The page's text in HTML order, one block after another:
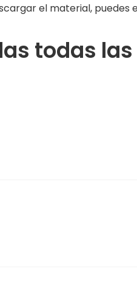
el material, puedes
todas